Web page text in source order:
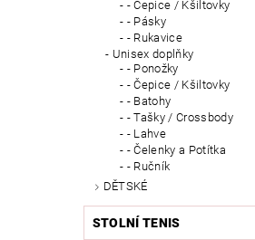
- Čepice / Kšiltovky
- Pásky
- Rukavice
Unisex doplňky
- Ponožky
- Čepice / Kšiltovky
- Batohy
- Tašky / Crossbody
- Lahve
- Čelenky a Potítka
- Ručník
DĚTSKÉ
STOLNÍ TENIS